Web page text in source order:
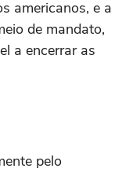
americanos, e a
de mandato,
a encerrar as
pelo